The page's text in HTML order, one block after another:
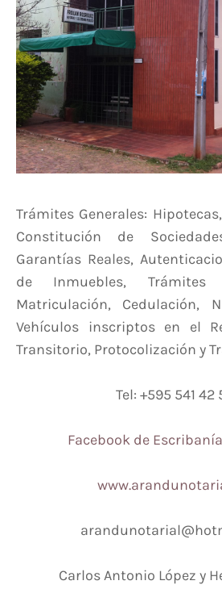
Trámites Generales:
Constitución de
Garantías Reales,
de Inmuebles, Trámites
Matriculación, Cedulación,
Vehículos inscriptos en el
Transitorio, Protocolización y
Tel: +595 541 42
Facebook de
Carlos Antonio López y